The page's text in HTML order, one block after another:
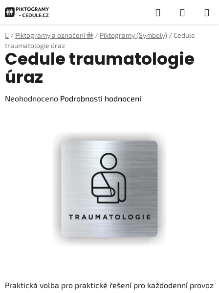
na
obsah
Hledat
KOŠÍK
Domů
/ Piktogramy a označení 🚻 / Piktogramy (Symboly) / Cedule
traumatologie úraz
Praktická volba pro praktické řešení pro každodenní provoz
Cedule traumatologie
úraz
Průměrné
Neohodnoceno Podrobnosti hodnocení